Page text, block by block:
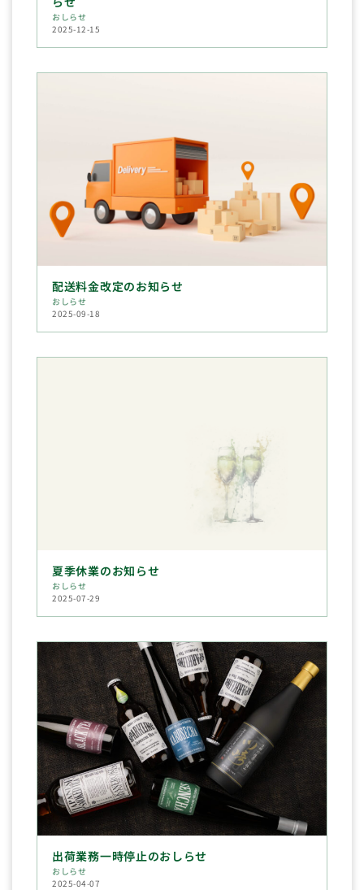
おしらせ
2025-12-15
配送料金改定のお知らせ
おしらせ
2025-09-18
夏季休業のお知らせ
おしらせ
2025-07-29
出荷業務一時停止のおしらせ
おしらせ
2025-04-07